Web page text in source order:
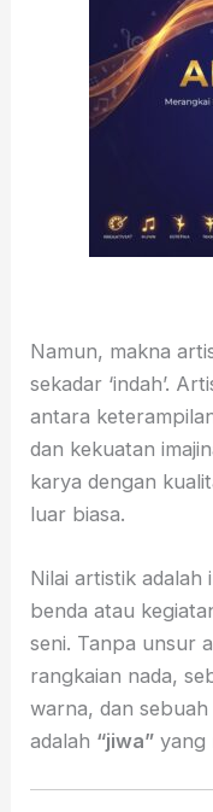
Namun, makna
sekadar ‘indah’.
antara
dan kekuatan
karya dengan
luar biasa.
Nilai artistik adalah
benda atau
seni. Tanpa unsur
rangkaian nada,
warna, dan
adalah “jiwa” yang